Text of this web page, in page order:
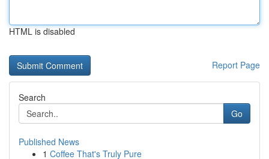
HTML is disabled
Report Page
Search
Go
Published News
1 Coffee That's Truly Pure